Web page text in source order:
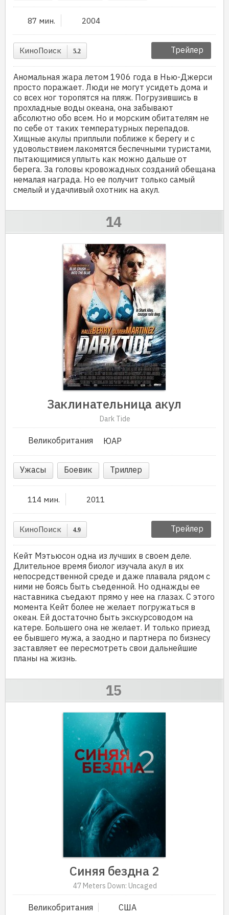
87 мин. 2004
КиноПоиск 5.2 Трейлер
Аномальная жара летом 1906 года в Нью-Джерси
просто поражает. Люди не могут усидеть дома и
со всех ног торопятся на пляж. Погрузившись в
прохладные воды океана, она забывают
абсолютно обо всем. Но и морским обитателям не
по себе от таких температурных перепадов.
Хищные акулы приплыли поближе к берегу и с
удовольствием лакомятся беспечными туристами,
пытающимися уплыть как можно дальше от
берега. За головы кровожадных созданий обещана
немалая награда. Но ее получит только самый
смелый и удачливый охотник на акул.
Заклинательница акул
Dark Tide
ЮАР
Великобритания
Ужасы Боевик Триллер
114 мин. 2011
КиноПоиск 4.9 Трейлер
Кейт Мэтьюсон одна из лучших в своем деле.
Длительное время биолог изучала акул в их
непосредственной среде и даже плавала рядом с
ними не боясь быть съеденной. Но однажды ее
наставника съедают прямо у нее на глазах. С этого
момента Кейт более не желает погружаться в
океан. Ей достаточно быть экскурсоводом на
катере. Большего она не желает. И только приезд
ее бывшего мужа, а заодно и партнера по бизнесу
заставляет ее пересмотреть свои дальнейшие
планы на жизнь.
Синяя бездна 2
47 Meters Down: Uncaged
Великобритания США